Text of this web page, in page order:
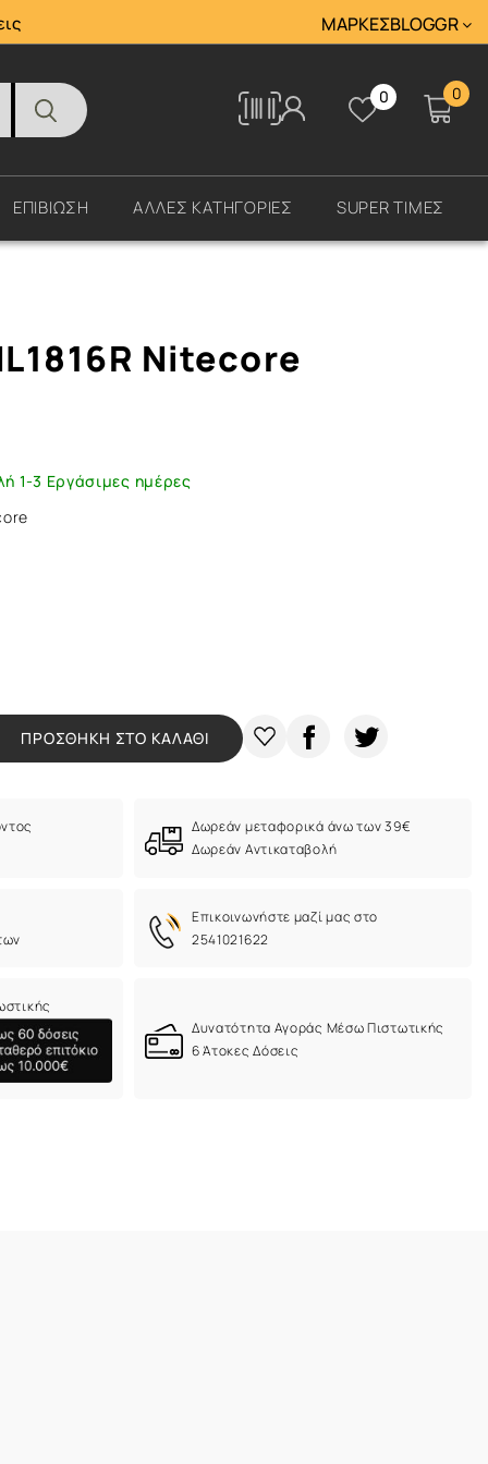
Tracking ΜΆΡΚΕΣBLOGGR
Tracking 0 0
ΕΠΙΒΙΩΣΗ ΑΛΛΕΣ ΚΑΤΗΓΟΡΙΕΣ SUPER ΤΙΜΕΣ
Nitecore
1-3 Εργάσιμες ημέρες
ΠΡΟΣΘΗΚΗ ΣΤΟ ΚΑΛΑΘΙ
Δωρεάν μεταφορικά άνω των 39€
Δωρεάν Αντικαταβολή
Eπικοινωνήστε μαζί μας στο
2541021622
Δυνατότητα Αγοράς Μέσω Πιστωτικής
6 Άτοκες Δόσεις